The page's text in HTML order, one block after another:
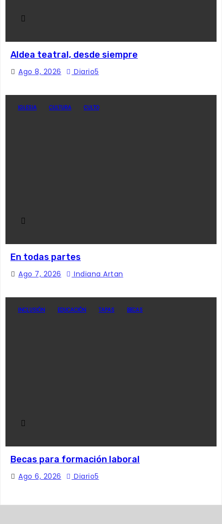
Aldea teatral, desde siempre
Ago 8, 2026 Diario5
IGLESIA CULTURA CULTO
En todas partes
Ago 7, 2026 Indiana Artan
INCLUSIÓN EDUCACIÓN TAPAS BECAS
Becas para formación laboral
Ago 6, 2026 Diario5